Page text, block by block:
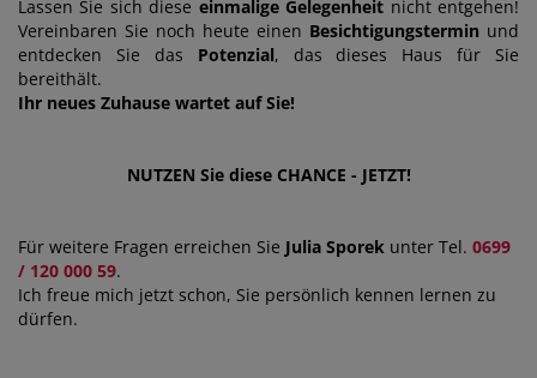
Lassen Sie sich diese einmalige Gelegenheit nicht entgehen!
Vereinbaren Sie noch heute einen Besichtigungstermin und
entdecken Sie das Potenzial, das dieses Haus für Sie
bereithält.
Ihr neues Zuhause wartet auf Sie!
NUTZEN Sie diese CHANCE - JETZT!
Für weitere Fragen erreichen Sie Julia Sporek unter Tel. 0699
/ 120 000 59.
Ich freue mich jetzt schon, Sie persönlich kennen lernen zu
dürfen.